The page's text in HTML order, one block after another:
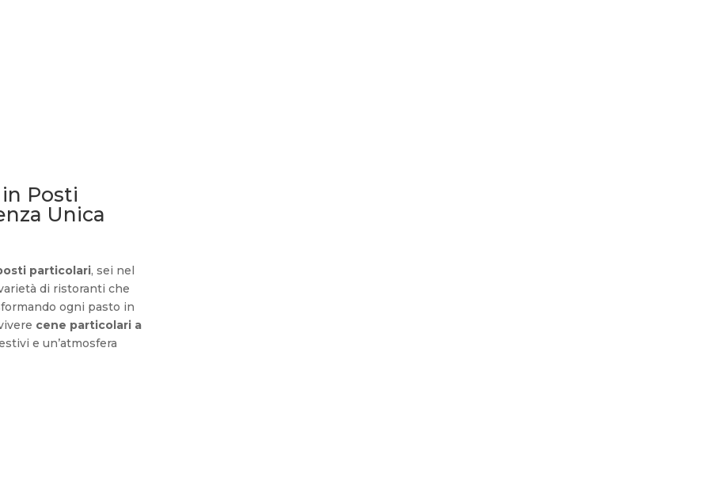
Posti
Unica
particolari, sei nel
di ristoranti che
ogni pasto in
cene particolari a
e un’atmosfera